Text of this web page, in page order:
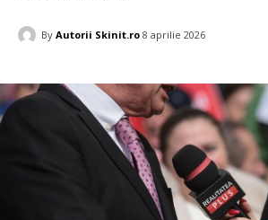
By Autorii Skinit.ro 8 aprilie 2026